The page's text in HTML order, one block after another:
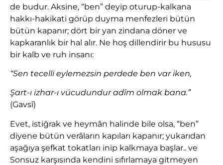
de budur. Aksine, “ben” deyip oturup-kalkana
hakkı-hakikati görüp duyma menfezleri bütün
bütün kapanır; dört bir yan zindana döner ve
kapkaranlık bir hal alır. Ne hoş dillendirir bu hususu
bir kalb ve ruh insanı:
“Sen tecelli eylemezsin perdede ben var iken,
Şart-ı izhar-ı vücudundur adîm olmak bana.”
(Gavsî)
Evet, istiğrak ve heymân halinde bile olsa, “ben”
diyene bütün verâların kapıları kapanır; yukarıdan
aşağıya şefkat tokatları inip kalkmaya başlar.. ve
Sonsuz karşısında kendini sıfırlamaya gitmeyen